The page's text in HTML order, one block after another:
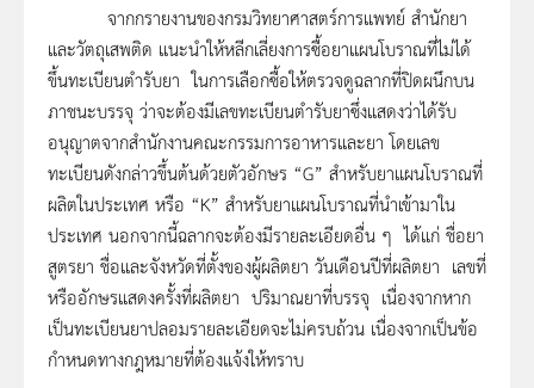
จากกรายงานของกรมวิทยาศาสตร์การแพทย์ สำนักยา
และวัตถุเสพติด แนะนำให้หลีกเลี่ยงการซื้อยาแผนโบราณที่ไม่ได้
ขึ้นทะเบียนตำรับยา ในการเลือกซื้อให้ตรวจดูฉลากที่ปิดผนึกบน
ภาชนะบรรจุ ว่าจะต้องมีเลขทะเบียนตำรับยาซึ่งแสดงว่าได้รับ
อนุญาตจากสำนักงานคณะกรรมการอาหารและยา โดยเลข
ทะเบียนดังกล่าวขึ้นต้นด้วยตัวอักษร “G” สำหรับยาแผนโบราณที่
ผลิตในประเทศ หรือ “K” สำหรับยาแผนโบราณที่นำเข้ามาใน
ประเทศ นอกจากนี้ฉลากจะต้องมีรายละเอียดอื่น ๆ ได้แก่ ชื่อยา
สูตรยา ชื่อและจังหวัดที่ตั้งของผู้ผลิตยา วันเดือนปีที่ผลิตยา เลขที่
หรืออักษรแสดงครั้งที่ผลิตยา ปริมาณยาที่บรรจุ เนื่องจากหาก
เป็นทะเบียนยาปลอมรายละเอียดจะไม่ครบถ้วน เนื่องจากเป็นข้อ
กำหนดทางกฎหมายที่ต้องแจ้งให้ทราบ